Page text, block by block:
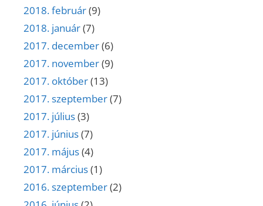
2018. február(9)
2018. január(7)
2017. december(6)
2017. november(9)
2017. október(13)
2017. szeptember(7)
2017. július(3)
2017. június(7)
2017. május(4)
2017. március(1)
2016. szeptember(2)